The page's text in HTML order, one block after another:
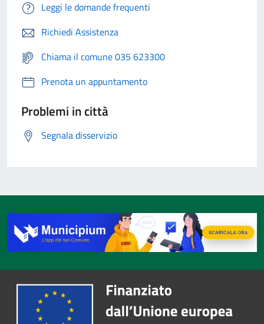
Leggi le domande frequenti
Richiedi Assistenza
Chiama il comune 035 623300
Prenota un appuntamento
Problemi in città
Segnala disservizio